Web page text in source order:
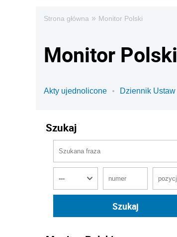
Strona główna » Monitor Polski
Monitor Polski
Akty ujednolicone Dziennik Ustaw
Szukaj